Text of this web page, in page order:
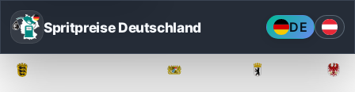
Spritpreise Deutschland DE